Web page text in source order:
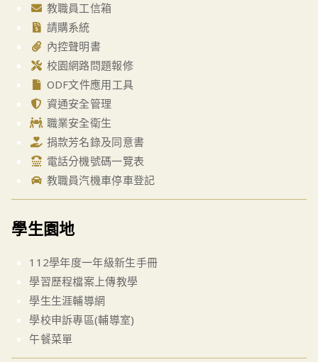
教職員工信箱
請購系統
內控聲明書
校園網路問題報修
ODF文件應用工具
資通安全管理
職業安全衛生
捐款芳名錄及同意書
電話分機號碼一覽表
教職員汽機車停車登記
學生園地
112學年度一年級新生手冊
學習歷程檔案上傳教學
學生生涯輔導網
學校申訴專區(輔導室)
午餐菜單